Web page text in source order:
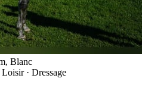
Blanc
· Dressage